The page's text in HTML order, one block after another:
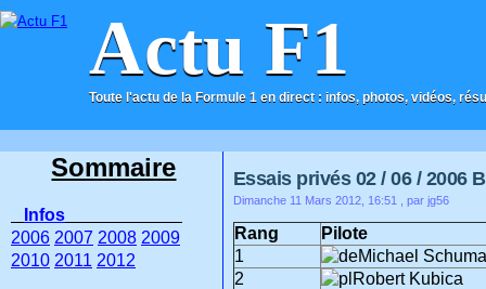
Actu F1
Toute l'actu de la Formule 1 en direct : infos, photos, vidéos,
ACCUEIL CONTACT
Essais privés 02 / 06 / 2006
Dimanche 11 Mars 2012, 16:51 , par jg56
Rang
Pilote
1
Michael
2
Robert Kubica
Sommaire
Infos
2006 2007 2008 2009
2010 2011 2012